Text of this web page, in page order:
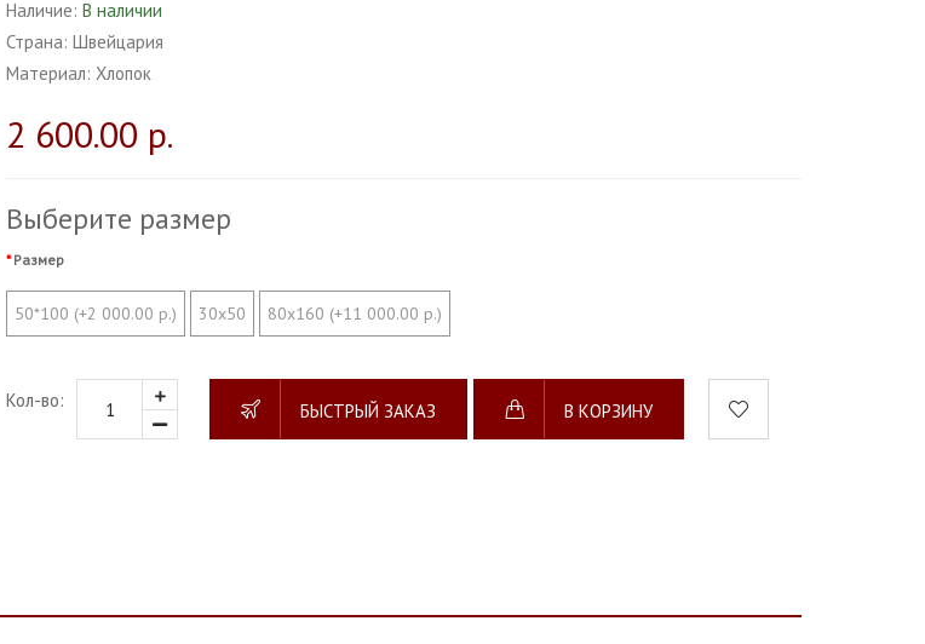
Наличие: В наличии
Страна: Швейцария
Материал: Хлопок
2 600.00 р.
Выберите размер
Размер
50*100 (+2 000.00 р.) 30х50 80х160 (+11 000.00 р.)
Кол-во: БЫСТРЫЙ ЗАКАЗ В КОРЗИНУ